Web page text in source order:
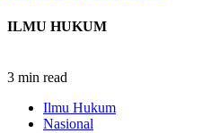
ILMU HUKUM
3 min read
Ilmu Hukum
Nasional